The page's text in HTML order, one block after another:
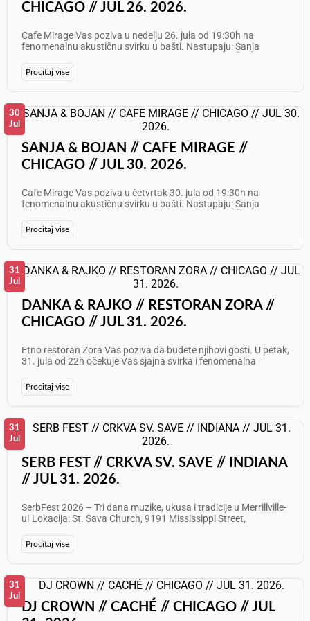
$500 - 3. nagrada: $250 - 4. nagrada: $100 - 5. nagrada: $100 -
(playground), što ovaj festival čini savršenim mestom za
porodični izlet. Kada: Nedelja, 26. jul 2026. godine Satnica za
nedelju: 12:00h – 19:00h (Noon – 7PM) Gde: Crkveno imanje
(Church Picnic Grounds) Adresa: 8334 County Hwy V,
Caledonia, WI Povedite prijatelje i porodicu i budite deo ovog
CHICAGO // JUL 26. 2026.
Cafe Mirage Vas poziva u nedelju 26. jula od 19:30h na
fenomenalnu akustičnu svirku u bašti. Nastupaju: Sanja
odličan provod!
Procitaj vise
SANJA & BOJAN // CAFE MIRAGE //
CHICAGO // JUL 30. 2026.
Cafe Mirage Vas poziva u četvrtak 30. jula od 19:30h na
fenomenalnu akustičnu svirku u bašti. Nastupaju: Sanja
odličan provod!
Procitaj vise
30
Jul
DANKA & RAJKO // RESTORAN ZORA //
CHICAGO // JUL 31. 2026.
Etno restoran Zora Vas poziva da budete njihovi gosti. U petak,
31. jula od 22h očekuje Vas sjajna svirka i fenomenalna
Informacije i rezervacije: 773 625 7087 Želimo Vam odličan
provod!
Procitaj vise
31
Jul
SERB FEST // CRKVA SV. SAVE // INDIANA
// JUL 31. 2026.
SerbFest 2026 – Tri dana muzike, ukusa i tradicije u Merrillville-
u! Lokacija: St. Sava Church, 9191 Mississippi Street,
uživo muzici tokom celog vikenda na tradicionalnom SerbFest-
u 2026! Ovo nezaboravno trodnevno okupljanje donosi bogat
kulturni program, autentične ukuse sa roštilja i iz pekare, i
sjajnu atmosferu za celu porodicu. PROGRAM: Petak, 31. jul:
Festival zvanično otvoren za posetioce – od 12.00 do 24.00
Počinje prodaja kupona za hranu i piće – plaćanje isključivo
gotovinom (bankomat je dostupan) Počinje prodaja hrane
Otvaraju se barski prostori Od 12.00 do 17.00 DJ Vinko
Procitaj vise
31
Jul
DJ CROWN // CACHÉ // CHICAGO // JUL
31
Jul